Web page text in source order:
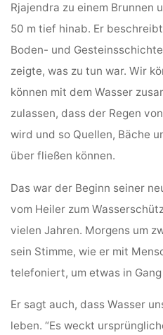
Rjajendra zu einem Brunnen
50 m tief hinab. Er
Boden- und
zeigte, was zu tun war. Wir
können mit dem Wasser
zulassen, dass der Regen
wird und so Quellen, Bäche
über fließen können.
Das war der Beginn seiner
vom Heiler zum
vielen Jahren. Morgens um
sein Stimme, wie er mit
telefoniert, um etwas in
Er sagt auch, dass Wasser
leben. “Es weckt